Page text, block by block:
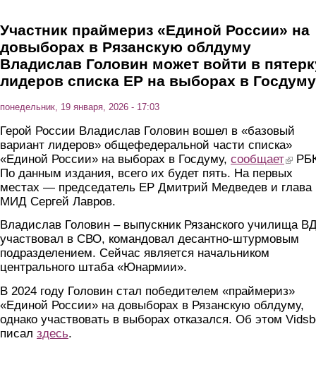
Участник праймериз «Единой России» на
довыборах в Рязанскую облдуму
Владислав Головин может войти в
лидеров списка ЕР на выборах в Госдуму
понедельник, 19 января, 2026 - 17:03
Герой России Владислав Головин вошел в «базовый
вариант лидеров» общефедеральной части списка»
«Единой России» на выборах в Госдуму, сообщает(link is
По данным издания, всего их будет пять. На первых
местах — председатель ЕР Дмитрий Медведев и глава
МИД Сергей Лавров.
Владислав Головин – выпускник Рязанского училища
участвовал в СВО, командовал десантно-штурмовым
подразделением. Сейчас является начальником
центрального штаба «Юнармии».
В 2024 году Головин стал победителем «праймериз»
«Единой России» на довыборах в Рязанскую облдуму,
однако участвовать в выборах отказался. Об этом
писал здесь.